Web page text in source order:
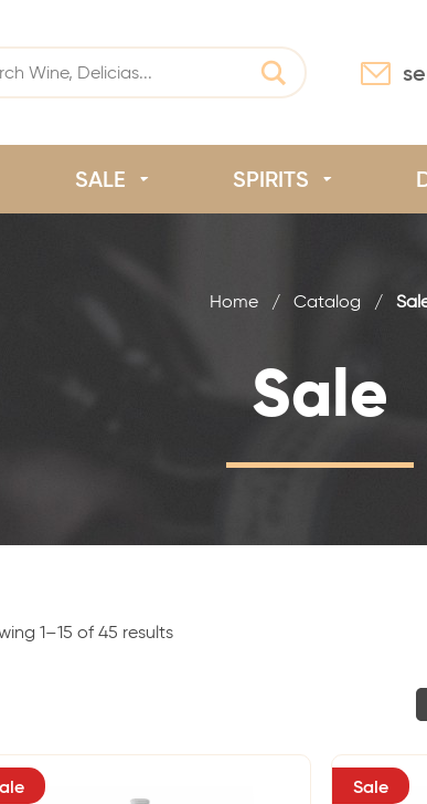
SALE SPIRITS
Home / Catalog /
Sale
1–15 of 45 results
Sale